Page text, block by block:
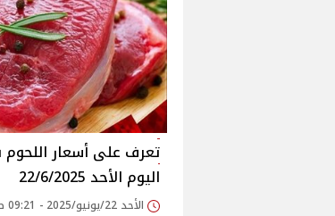
اليوم الأحد 22/6/2025
الأحد 22/يونيو/2025 - 09:21 ص